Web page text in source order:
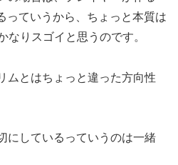
っていうから、ちょっと本質は
なりスゴイと思うのです。
ムとはちょっと違った方向性
にしているっていうのは一緒